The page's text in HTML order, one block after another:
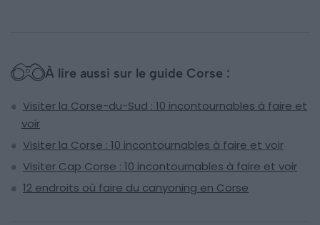
À lire aussi sur le guide Corse :
Visiter la Corse-du-Sud : 10 incontournables à faire et
voir
Visiter la Corse : 10 incontournables à faire et voir
Visiter Cap Corse : 10 incontournables à faire et voir
12 endroits où faire du canyoning en Corse